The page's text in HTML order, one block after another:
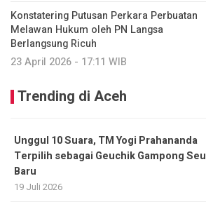
Konstatering Putusan Perkara Perbuatan
Melawan Hukum oleh PN Langsa
Berlangsung Ricuh
23 April 2026 - 17:11 WIB
Trending di Aceh
Unggul 10 Suara, TM Yogi Prahananda
Terpilih sebagai Geuchik Gampong
Baru
19 Juli 2026